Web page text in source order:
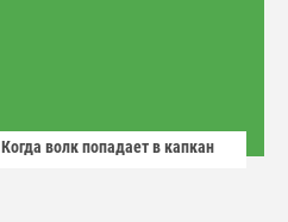
Когда волк попадает в капкан